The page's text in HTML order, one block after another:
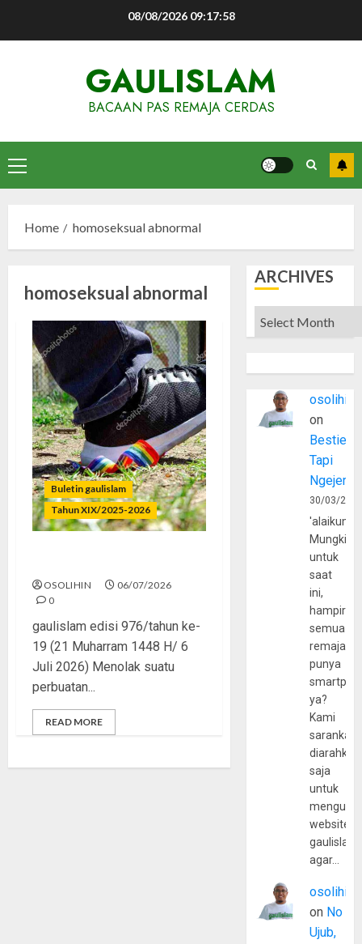
08/08/2026 09:17:59
GAULISLAM
BACAAN PAS REMAJA CERDAS
Primary
Menu
Home homoseksual abnormal
homoseksual abnormal
Buletin gaulislam
Tahun XIX/2025-2026
OSOLIHIN
06/07/2026
0
gaulislam edisi 976/tahun ke-
19 (21 Muharram 1448 H/ 6
Juli 2026) Menolak suatu
perbuatan...
READ MORE
ARCHIVES
Archives
osolihin
on
Bestie
Tapi
30/03/
Mungkin
untuk
saat
ini,
hampir
semua
remaja
punya
ya?
Kami
sarankan,
diarahkan
saja
untuk
website
agar…
osolihin
on No
Ujub,